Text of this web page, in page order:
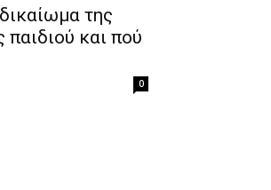
της
και πού
0